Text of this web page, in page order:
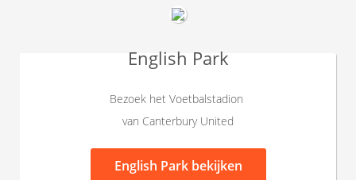
English Park
Bezoek het Voetbalstadion
van Canterbury United
English Park bekijken